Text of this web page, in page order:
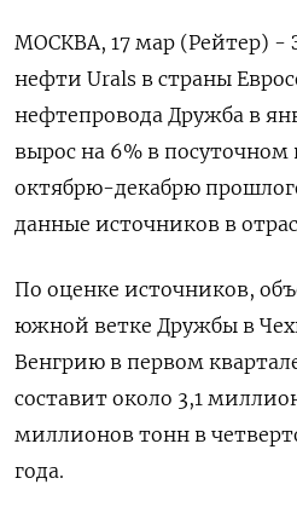
МОСКВА, 17 мар (Рейтер) -
нефти Urals в страны
нефтепровода Дружба в
вырос на 6% в
октябрю-декабрю
данные источников в
По оценке источников,
южной ветке Дружбы в
Венгрию в первом
составит около 3,1
миллионов тонн в
года.